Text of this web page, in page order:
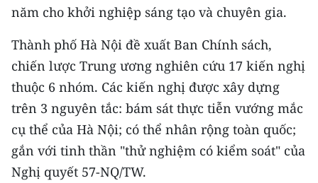
Trung du và miền núi phía Bắc
Đồng bằng sông Hồng
Bắc Trung Bộ
Duyên hải Nam Trung Bộ và Tây
Nguyên
Đông Nam Bộ
năm cho khởi nghiệp sáng tạo và chuyên gia.
Thành phố Hà Nội đề xuất Ban Chính sách,
chiến lược Trung ương nghiên cứu 17 kiến nghị
thuộc 6 nhóm. Các kiến nghị được xây dựng
trên 3 nguyên tắc: bám sát thực tiễn vướng mắc
cụ thể của Hà Nội; có thể nhân rộng toàn quốc;
gắn với tinh thần "thử nghiệm có kiểm soát" của
Nghị quyết 57-NQ/TW.